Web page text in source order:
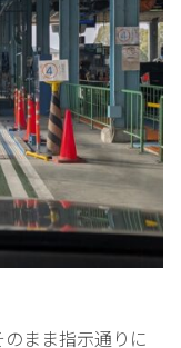
まま指示通りに